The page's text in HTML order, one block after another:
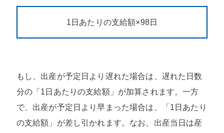
1日あたりの支給額×98日
もし、出産が予定日より遅れた場合は、遅れた日数
分の「1日あたりの支給額」が加算されます。一方
で、出産が予定日より早まった場合は、「1日あたり
の支給額」が差し引かれます。なお、出産当日は産